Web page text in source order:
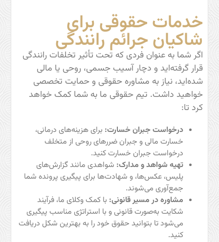
خدمات حقوقی برای
شاکیان جرائم رانندگی
اگر شما به عنوان فردی که تحت تأثیر تخلفات رانندگی
قرار گرفته‌اید و دچار آسیب جسمی، روحی یا مالی
شده‌اید، نیاز به مشاوره حقوقی و حمایت تخصصی
خواهید داشت. تیم حقوقی ما به شما کمک خواهد
کرد تا:
درخواست جبران خسارت: برای هزینه‌های درمانی،
خسارت مالی و جبران ضررهای روحی از متخلف
درخواست جبران خسارت کنید.
تهیه شواهد و مدارک: شواهدی مانند گزارش‌های
پلیس، عکس‌ها، و شهادت‌ها برای پیگیری پرونده شما
جمع‌آوری می‌شوند.
مشاوره در مسیر قانونی: با کمک وکلای ما، فرآیند
شکایت به‌صورت قانونی و با استراتژی مناسب پیگیری
می‌شود تا بتوانید حقوق خود را به بهترین شکل دریافت
کنید.